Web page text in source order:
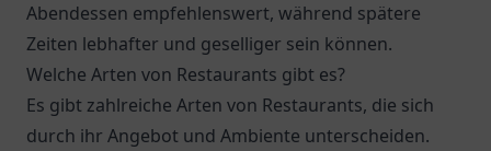
Abendessen empfehlenswert, während spätere
Zeiten lebhafter und geselliger sein können.
Welche Arten von Restaurants gibt es?
Es gibt zahlreiche Arten von Restaurants, die sich
durch ihr Angebot und Ambiente unterscheiden.